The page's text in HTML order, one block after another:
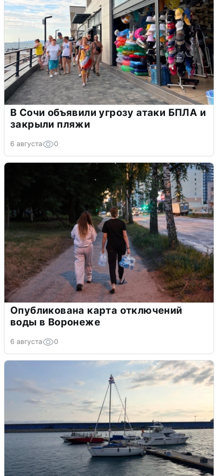
В Сочи объявили угрозу атаки БПЛА и
закрыли пляжи
6 августа 0
Опубликована карта отключений
воды в Воронеже
6 августа 0